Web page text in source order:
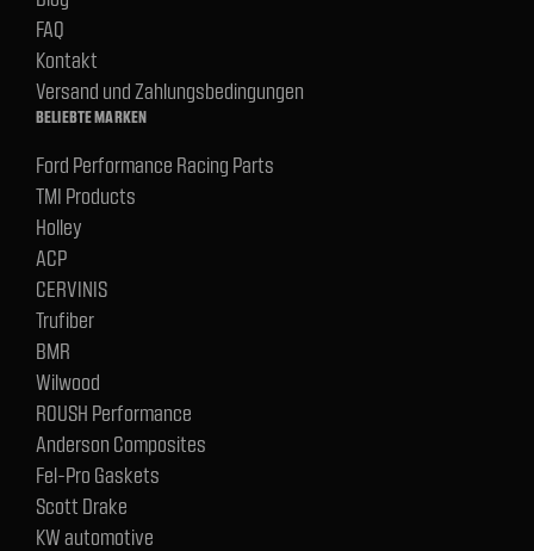
FAQ
Kontakt
Versand und Zahlungsbedingungen
BELIEBTE MARKEN
Ford Performance Racing Parts
TMI Products
Holley
ACP
CERVINIS
Trufiber
BMR
Wilwood
ROUSH Performance
Anderson Composites
Fel-Pro Gaskets
Scott Drake
KW automotive